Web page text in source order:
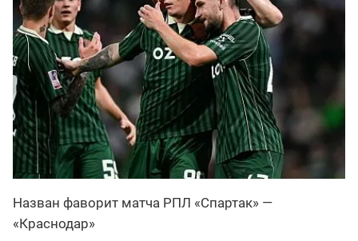
Назван фаворит матча РПЛ «Спартак» —
«Краснодар»